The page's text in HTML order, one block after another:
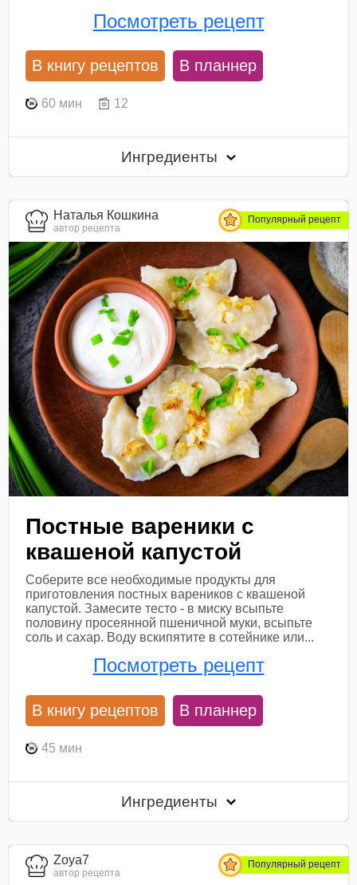
Посмотреть рецепт
В книгу рецептов В планнер
60 мин 12
Ингредиенты
Наталья Кошкина
автор рецепта
Популярный рецепт
Постные вареники с
квашеной капустой
Соберите все необходимые продукты для
приготовления постных вареников с квашеной
капустой. Замесите тесто - в миску всыпьте
половину просеянной пшеничной муки, всыпьте
соль и сахар. Воду вскипятите в сотейнике или...
Посмотреть рецепт
В книгу рецептов В планнер
45 мин
Ингредиенты
Zoya7
автор рецепта
Популярный рецепт